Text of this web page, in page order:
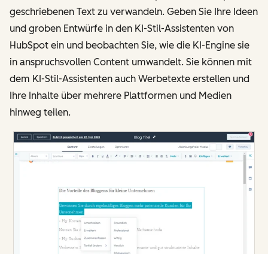
geschriebenen Text zu verwandeln. Geben Sie Ihre Ideen
und groben Entwürfe in den KI-Stil-Assistenten von
HubSpot ein und beobachten Sie, wie die KI-Engine sie
in anspruchsvollen Content umwandelt. Sie können mit
dem KI-Stil-Assistenten auch Werbetexte erstellen und
Ihre Inhalte über mehrere Plattformen und Medien
hinweg teilen.